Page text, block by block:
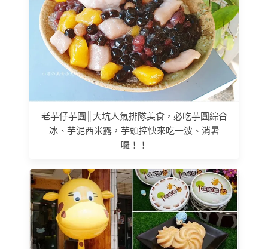
老芋仔芋圓║大坑人氣排隊美食，必吃芋圓綜合
冰、芋泥西米露，芋頭控快來吃一波、消暑
囉！！